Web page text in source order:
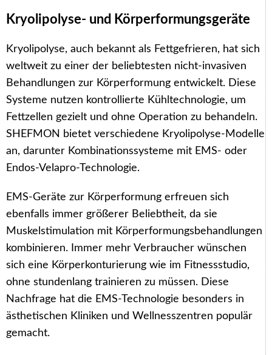
Kryolipolyse- und Körperformungsgeräte
Kryolipolyse, auch bekannt als Fettgefrieren, hat sich
weltweit zu einer der beliebtesten nicht-invasiven
Behandlungen zur Körperformung entwickelt. Diese
Systeme nutzen kontrollierte Kühltechnologie, um
Fettzellen gezielt und ohne Operation zu behandeln.
SHEFMON bietet verschiedene Kryolipolyse-Modelle
an, darunter Kombinationssysteme mit EMS- oder
Endos-Velapro-Technologie.
EMS-Geräte zur Körperformung erfreuen sich
ebenfalls immer größerer Beliebtheit, da sie
Muskelstimulation mit Körperformungsbehandlungen
kombinieren. Immer mehr Verbraucher wünschen
sich eine Körperkonturierung wie im Fitnessstudio,
ohne stundenlang trainieren zu müssen. Diese
Nachfrage hat die EMS-Technologie besonders in
ästhetischen Kliniken und Wellnesszentren populär
gemacht.